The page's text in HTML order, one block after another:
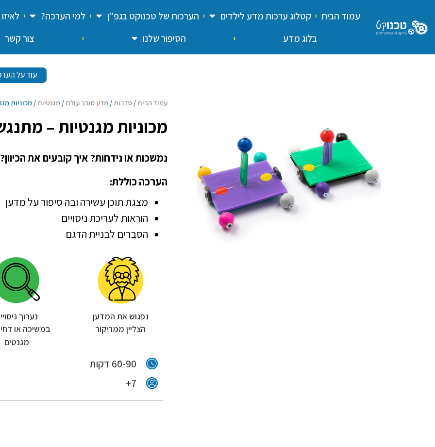
עמוד הבית קטלוג ערכות מדע לילדים הערכות של טכנוקט בגפ”ן למי הערכה?
בלוג מדע
הסיפור שלנו צור קשר
עוד על
עמוד הבית/ סדרות/ מדע סובב עולם / מגנטיות/ מכוניות
מכוניות מגנטיות –
נמשכות או נידחות? איך קובעים את הכיוון?
הערכה כוללת:
מצגת תוכן עשירה ובה סיפור על מדען
הוראות לעריכת ניסויים
הסברים לבניית הדגם
נפגוש את המדען
הצליין ממריקור
נערוך
במשיכה או
מגנטים
60-90 דקות
7+